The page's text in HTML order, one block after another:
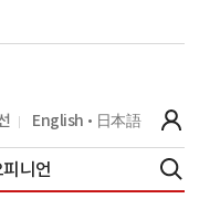
English 日本語
피니언